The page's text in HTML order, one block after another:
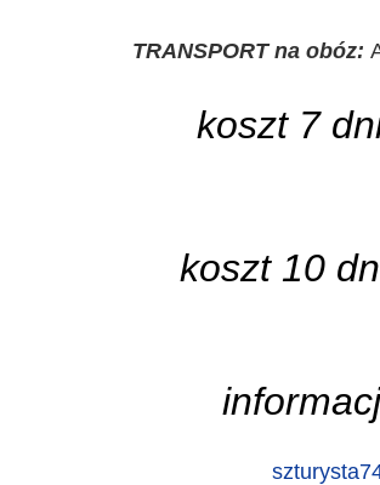
TRANSPORT na obóz:
koszt 7
koszt 10